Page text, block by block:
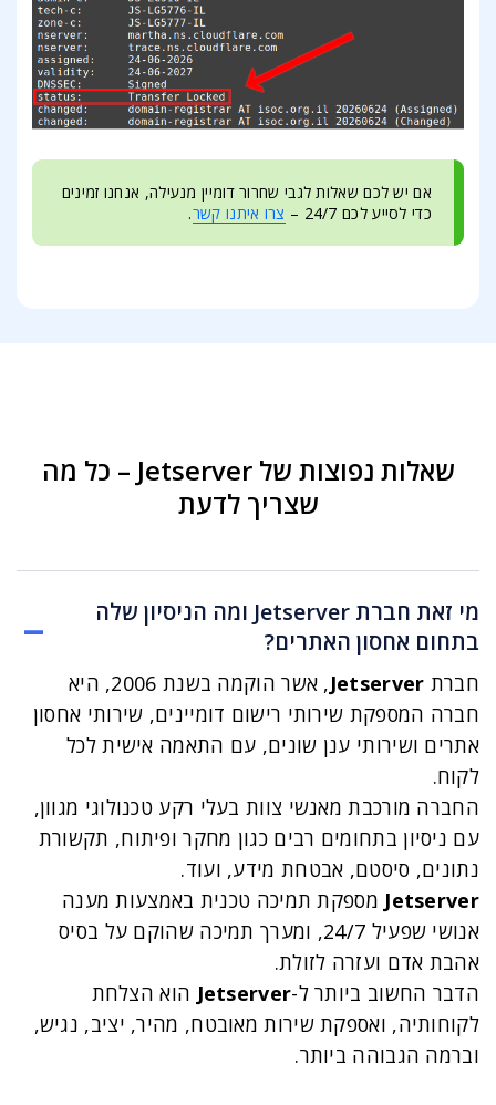
אם יש לכם שאלות לגבי שחרור דומיין מנעילה, אנחנו זמינים
כדי לסייע לכם 24/7 –
צרו איתנו קשר.
שאלות נפוצות של Jetserver – כל מה
שצריך לדעת
מי זאת חברת Jetserver ומה הניסיון שלה
בתחום אחסון האתרים?
חברת Jetserver
, אשר הוקמה בשנת 2006, היא
חברה המספקת שירותי רישום דומיינים, שירותי אחסון
אתרים ושירותי ענן שונים, עם התאמה אישית לכל
לקוח.
החברה מורכבת מאנשי צוות בעלי רקע טכנולוגי מגוון,
עם ניסיון בתחומים רבים כגון מחקר ופיתוח, תקשורת
נתונים, סיסטם, אבטחת מידע, ועוד.
Jetserver מספקת תמיכה טכנית באמצעות מענה
אנושי שפעיל 24/7, ומערך תמיכה שהוקם על בסיס
אהבת אדם ועזרה לזולת.
הדבר החשוב ביותר ל-Jetserver הוא הצלחת
לקוחותיה, ואספקת שירות מאובטח, מהיר, יציב, נגיש,
וברמה הגבוהה ביותר.